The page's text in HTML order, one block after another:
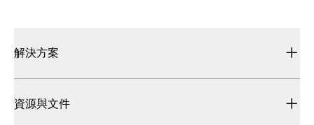
解決方案
資源與文件